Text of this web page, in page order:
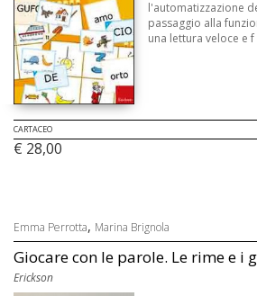
l'automatizzazione
passaggio alla
una lettura veloce e f
CARTACEO
€ 28,00
Emma Perrotta, Marina Brignola
Giocare con le parole. Le rime e i
Erickson